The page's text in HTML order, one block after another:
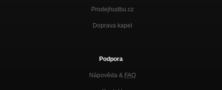
Prodejhudbu.cz
Doprava kapel
Podpora
Nápověda & FAQ